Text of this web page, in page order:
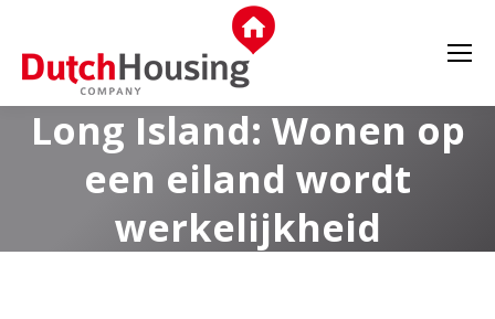
Long Island: Wonen op
een eiland wordt
werkelijkheid